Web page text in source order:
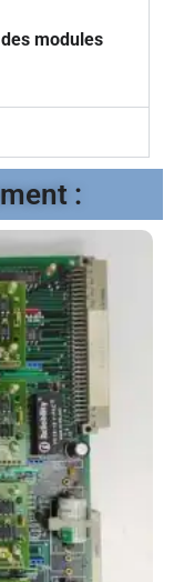
modules
: